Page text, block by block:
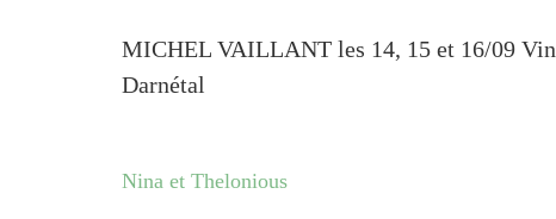
MICHEL VAILLANT les 14, 15 et 16/09
Darnétal
Nina et Thelonious